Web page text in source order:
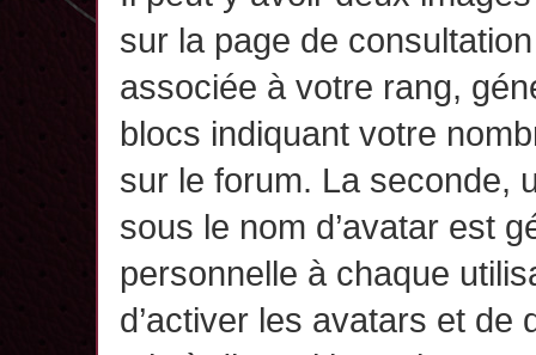
sur la page de
associée à votre rang,
blocs indiquant votre
sur le forum. La seconde,
sous le nom d’avatar est
personnelle à chaque
d’activer les avatars et de